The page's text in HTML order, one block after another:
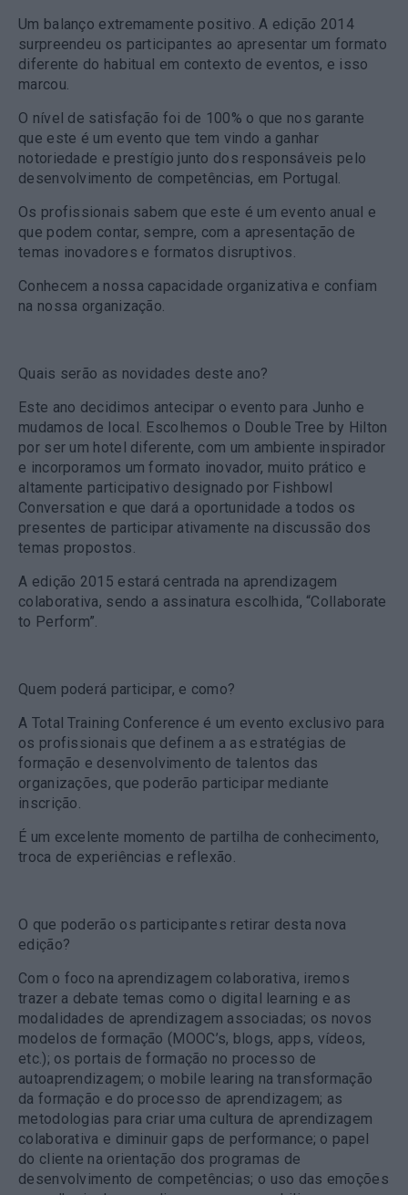
Um balanço extremamente positivo. A edição 2014
surpreendeu os participantes ao apresentar um formato
diferente do habitual em contexto de eventos, e isso
marcou.
O nível de satisfação foi de 100% o que nos garante
que este é um evento que tem vindo a ganhar
notoriedade e prestígio junto dos responsáveis pelo
desenvolvimento de competências, em Portugal.
Os profissionais sabem que este é um evento anual e
que podem contar, sempre, com a apresentação de
temas inovadores e formatos disruptivos.
Conhecem a nossa capacidade organizativa e confiam
na nossa organização.
Quais serão as novidades deste ano?
Este ano decidimos antecipar o evento para Junho e
mudamos de local. Escolhemos o Double Tree by Hilton
por ser um hotel diferente, com um ambiente inspirador
e incorporamos um formato inovador, muito prático e
altamente participativo designado por Fishbowl
Conversation e que dará a oportunidade a todos os
presentes de participar ativamente na discussão dos
temas propostos.
A edição 2015 estará centrada na aprendizagem
colaborativa, sendo a assinatura escolhida, “Collaborate
to Perform”.
Quem poderá participar, e como?
A Total Training Conference é um evento exclusivo para
os profissionais que definem a as estratégias de
formação e desenvolvimento de talentos das
organizações, que poderão participar mediante
inscrição.
É um excelente momento de partilha de conhecimento,
troca de experiências e reflexão.
O que poderão os participantes retirar desta nova
edição?
Com o foco na aprendizagem colaborativa, iremos
trazer a debate temas como o digital learning e as
modalidades de aprendizagem associadas; os novos
modelos de formação (MOOC’s, blogs, apps, vídeos,
etc.); os portais de formação no processo de
autoaprendizagem; o mobile learing na transformação
da formação e do processo de aprendizagem; as
metodologias para criar uma cultura de aprendizagem
colaborativa e diminuir gaps de performance; o papel
do cliente na orientação dos programas de
desenvolvimento de competências; o uso das emoções